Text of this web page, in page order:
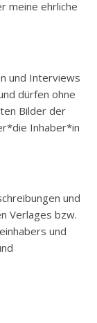
meine ehrliche
und Interviews
dürfen ohne
Bilder der
Inhaber*in
und
Verlages bzw.
und